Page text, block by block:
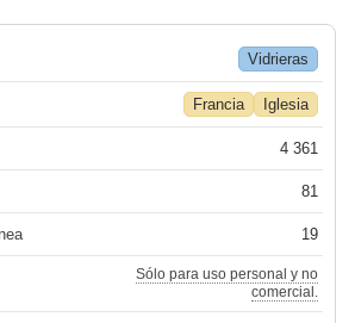
Vidrieras
Francia Iglesia
4 361
81
19
Sólo para uso personal y no
comercial.